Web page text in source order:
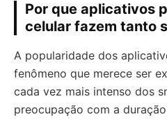
Por que aplicativos
celular fazem tanto
A popularidade dos
fenômeno que merece ser
cada vez mais intenso dos
preocupação com a